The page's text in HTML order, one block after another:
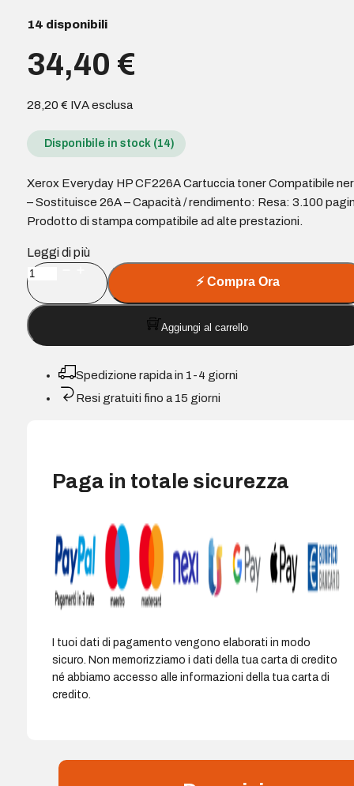
14 disponibili
34,40 €
28,20 € IVA esclusa
Disponibile in stock (14)
Xerox Everyday HP CF226A Cartuccia toner Compatibile
– Sostituisce 26A – Capacità / rendimento: Resa: 3.100
Prodotto di stampa compatibile ad alte prestazioni.
Leggi di più
Xerox
Everyday
HP
CF226A
Cartuccia
Compatibile
nera
quantità
⚡Compra Ora
Aggiungi al carrello
Spedizione rapida in 1-4 giorni
Resi gratuiti fino a 15 giorni
Paga in totale sicurezza
I tuoi dati di pagamento vengono elaborati in modo
sicuro. Non memorizziamo i dati della tua carta di credito
né abbiamo accesso alle informazioni della tua carta di
credito.